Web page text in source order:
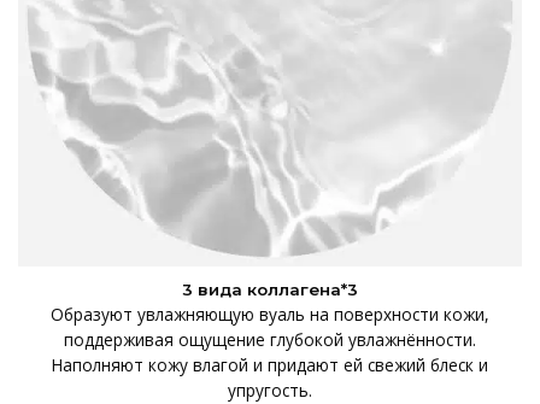
3 вида коллагена*3
Образуют увлажняющую вуаль на поверхности кожи,
поддерживая ощущение глубокой увлажнённости.
Наполняют кожу влагой и придают ей свежий блеск и
упругость.